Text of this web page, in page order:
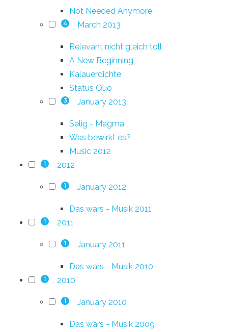
Not Needed Anymore
4 March 2013
Relevant nicht gleich toll
A New Beginning
Kalauerdichte
Status Quo
3 January 2013
Selig - Magma
Was bewirkt es?
Music 2012
1 2012
1 January 2012
Das wars - Musik 2011
1 2011
1 January 2011
Das wars - Musik 2010
1 2010
1 January 2010
Das wars - Musik 2009